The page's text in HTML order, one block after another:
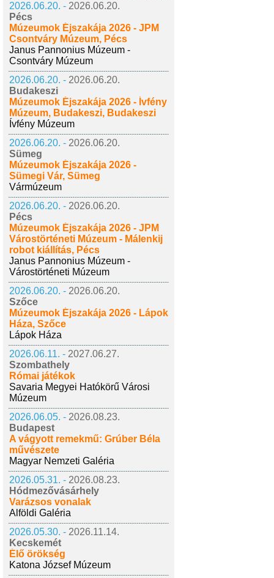
2026.06.20. - 2026.06.20.
Pécs
Múzeumok Éjszakája 2026 - JPM
Csontváry Múzeum, Pécs
Janus Pannonius Múzeum -
Csontváry Múzeum
2026.06.20. - 2026.06.20.
Budakeszi
Múzeumok Éjszakája 2026 - Ívfény
Múzeum, Budakeszi, Budakeszi
Ívfény Múzeum
2026.06.20. - 2026.06.20.
Sümeg
Múzeumok Éjszakája 2026 -
Sümegi Vár, Sümeg
Vármúzeum
2026.06.20. - 2026.06.20.
Pécs
Múzeumok Éjszakája 2026 - JPM
Várostörténeti Múzeum - Málenkij
robot kiállítás, Pécs
Janus Pannonius Múzeum -
Várostörténeti Múzeum
2026.06.20. - 2026.06.20.
Szőce
Múzeumok Éjszakája 2026 - Lápok
Háza, Szőce
Lápok Háza
2026.06.11. - 2027.06.27.
Szombathely
Római játékok
Savaria Megyei Hatókörű Városi
Múzeum
2026.06.05. - 2026.08.23.
Budapest
A vágyott remekmű: Grúber Béla
művészete
Magyar Nemzeti Galéria
2026.05.31. - 2026.08.23.
Hódmezővásárhely
Varázsos vonalak
Alföldi Galéria
2026.05.30. - 2026.11.14.
Kecskemét
Élő örökség
Katona József Múzeum